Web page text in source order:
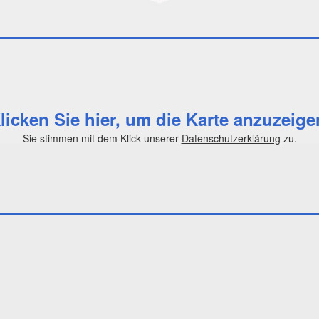
Sie hier, um die Karte
Sie stimmen mit dem Klick unserer Datenschutzerklärung zu.